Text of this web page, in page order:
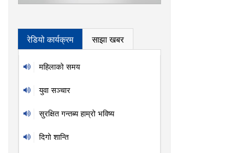
रेडियो कार्यक्रम साझा खबर
महिलाकाे समय
युवा सञ्चार
सुरक्षित गन्तब्य हाम्रो भविष्य
दिगाे शान्ति